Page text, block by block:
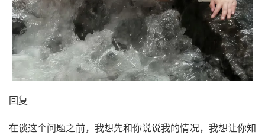
回复
在谈这个问题之前，我想先和你说说我的情况，我想让你知